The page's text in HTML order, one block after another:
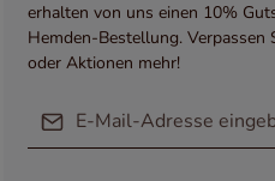
erhalten von uns einen 10%
Hemden-Bestellung. Verpassen
oder Aktionen mehr!